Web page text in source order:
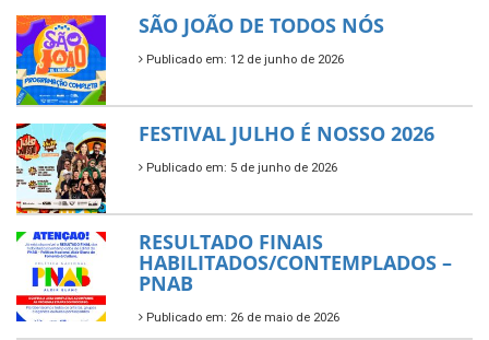
SÃO JOÃO DE TODOS NÓS
Publicado em: 12 de junho de 2026
FESTIVAL JULHO É NOSSO 2026
Publicado em: 5 de junho de 2026
RESULTADO FINAIS
HABILITADOS/CONTEMPLADOS –
PNAB
Publicado em: 26 de maio de 2026